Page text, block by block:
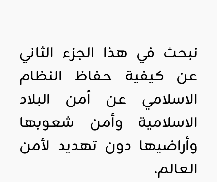
نبحث في هذا الجزء الثاني
عن كيفية حفاظ النظام
الاسلامي عن أمن البلاد
الاسلامية وأمن شعوبها
وأراضيها دون تهديد لأمن
العالم.